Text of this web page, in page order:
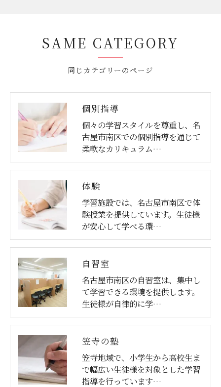
同じカテゴリーのページ
SAME CATEGORY
個別指導
個々の学習スタイルを尊重し、名
古屋市南区での個別指導を通じて
柔軟なカリキュラム…
体験
学習施設では、名古屋市南区で体
験授業を提供しています。生徒様
が安心して学べる環…
自習室
名古屋市南区の自習室は、集中し
て学習できる環境を提供します。
生徒様が自律的に学…
笠寺の塾
笠寺地域で、小学生から高校生ま
で幅広い生徒様を対象とした学習
指導を行っています…